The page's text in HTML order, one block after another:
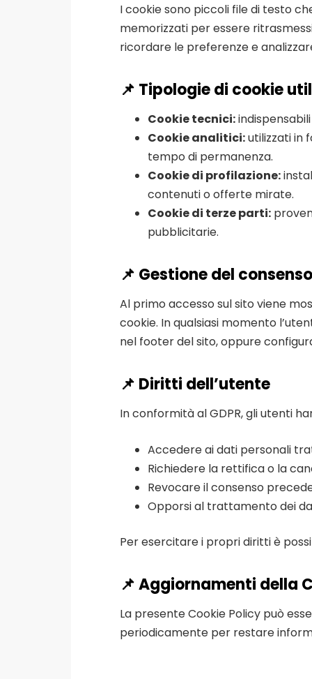
I cookie sono piccoli file di testo
memorizzati per essere
ricordare le preferenze e
📌 Tipologie di cookie
Cookie tecnici:
Cookie analitici:utilizzati in
tempo di permanenza.
Cookie di profilazione:
contenuti o offerte mirate.
Cookie di terze parti:
pubblicitarie.
📌 Gestione del
Al primo accesso sul sito viene
cookie. In qualsiasi momento
nel footer del sito, oppure
📌 Diritti dell’utente
In conformità al GDPR, gli utenti
Accedere ai dati personali
Richiedere la rettifica o la
Revocare il consenso
Opporsi al trattamento dei
Per esercitare i propri diritti è
📌 Aggiornamenti della
La presente Cookie Policy può
periodicamente per restare